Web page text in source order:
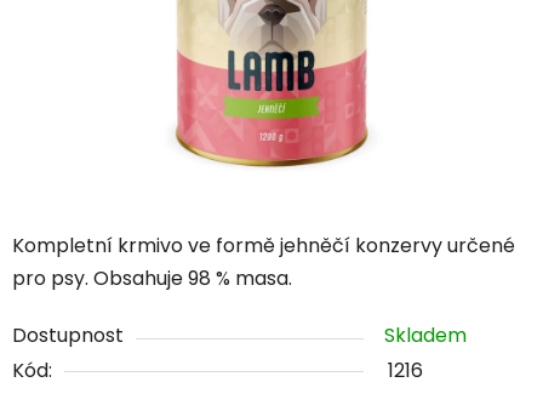
Kompletní krmivo ve formě jehněčí konzervy určené
pro psy. Obsahuje 98 % masa.
Dostupnost
Skladem
Kód:
1216